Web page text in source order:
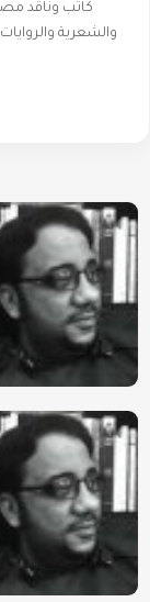
كاتب وناقد
والشعرية